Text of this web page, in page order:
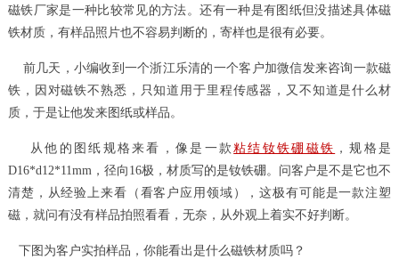
磁铁厂家是一种比较常见的方法。还有一种是有图纸但没描述具体磁
铁材质，有样品照片也不容易判断的，寄样也是很有必要。
前几天，小编收到一个浙江乐清的一个客户加微信发来咨询一款磁
铁，因对磁铁不熟悉，只知道用于里程传感器，又不知道是什么材
质，于是让他发来图纸或样品。
从他的图纸规格来看，像是一款粘结钕铁硼磁铁 ，规格是
D16*d12*11mm，径向16极，材质写的是钕铁硼。问客户是不是它也不
清楚，从经验上来看（看客户应用领域），这极有可能是一款注塑
磁，就问有没有样品拍照看看，无奈，从外观上着实不好判断。
下图为客户实拍样品，你能看出是什么磁铁材质吗？